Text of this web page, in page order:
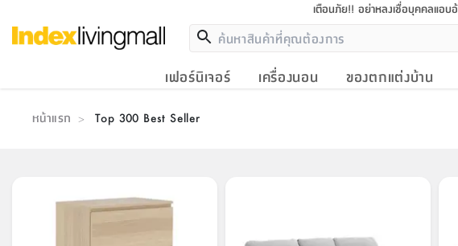
เตือนภัย!! อย่าหลงเชื่อบุคคลแอ
เฟอร์นิเจอร์ เครื่องนอน ของตกแต่งบ้าน
หน้าแรก > Top 300 Best Seller